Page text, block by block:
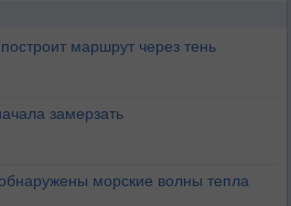
маршрут через тень
замерзать
морские волны тепла